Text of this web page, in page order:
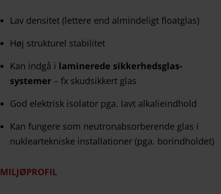
Lav densitet (lettere end almindeligt floatglas)
Høj strukturel stabilitet
Kan indgå i laminerede sikkerhedsglas-
systemer – fx skudsikkert glas
God elektrisk isolator pga. lavt alkalieindhold
Kan fungere som neutronabsorberende glas i
nukleartekniske installationer (pga. borindholdet)
MILJØPROFIL